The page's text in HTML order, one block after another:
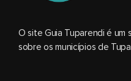
O site Guia Tuparendi é
sobre os municípios de